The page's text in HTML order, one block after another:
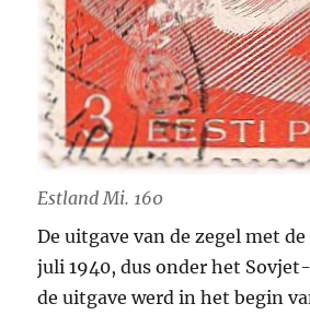
Estland Mi. 160
De uitgave van de zegel met
juli 1940, dus onder het
de uitgave werd in het begin